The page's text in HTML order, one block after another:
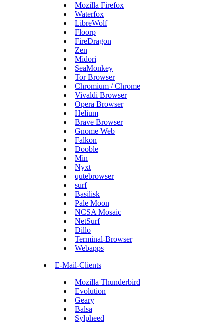
Mozilla Firefox
Waterfox
LibreWolf
Floorp
FireDragon
Zen
Midori
SeaMonkey
Tor Browser
Chromium / Chrome
Vivaldi Browser
Opera Browser
Helium
Brave Browser
Gnome Web
Falkon
Dooble
Min
Nyxt
qutebrowser
surf
Basilisk
Pale Moon
NCSA Mosaic
NetSurf
Dillo
Terminal-Browser
Webapps
E-Mail-Clients
Mozilla Thunderbird
Evolution
Geary
Balsa
Sylpheed